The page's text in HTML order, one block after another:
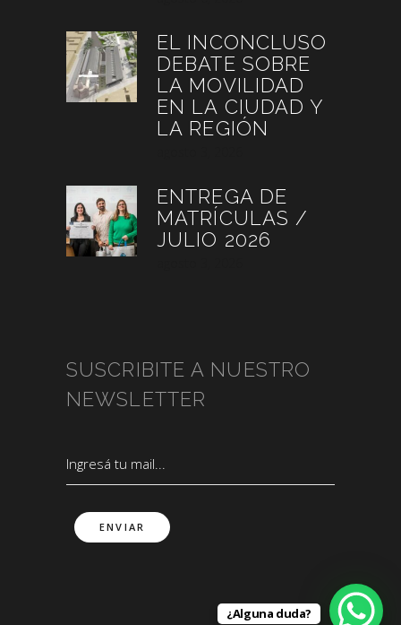
EL INCONCLUSO
DEBATE SOBRE
LA MOVILIDAD
EN LA CIUDAD Y
LA REGIÓN
ENTREGA DE
MATRÍCULAS /
JULIO 2026
SUSCRIBITE A NUESTRO
NEWSLETTER
¿Alguna duda?